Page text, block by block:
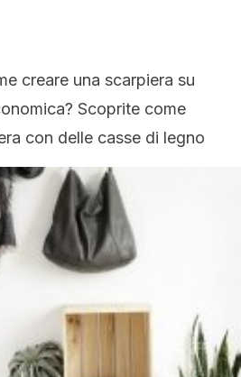
creare una scarpiera su
Scoprite come
con delle casse di legno